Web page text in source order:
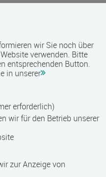
montags bis freitags von 9
wir Sie noch über
verwenden. Bitte
entsprechenden Button.
in unserer
erforderlich)
wir für den Betrieb unserer
zur Anzeige von